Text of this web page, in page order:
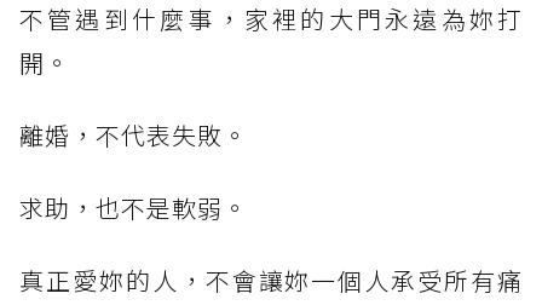
不管遇到什麼事，家裡的大門永遠為妳打
開。
離婚，不代表失敗。
求助，也不是軟弱。
真正愛妳的人，不會讓妳一個人承受所有痛